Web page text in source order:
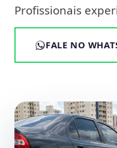
Profissionais
FALE NO